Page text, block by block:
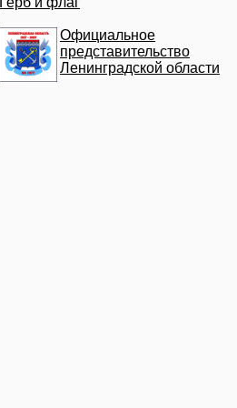
Официальное
представительство
Ленинградской области